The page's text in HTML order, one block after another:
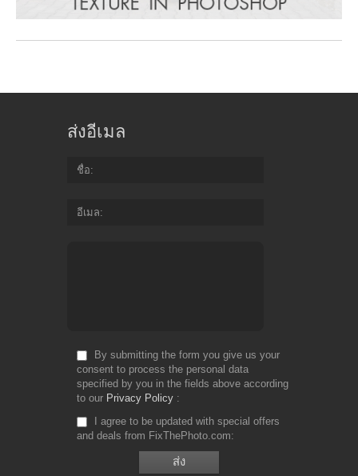
ส่งอีเมล
ชื่อ
อีเมล
By submitting the form you give us your
consent to process the personal data
specified by you in the fields above according
to our Privacy Policy
I agree to be updated with special offers
and deals from FixThePhoto.com